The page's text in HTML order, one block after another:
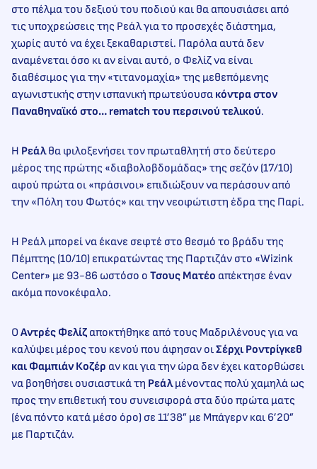
στο πέλμα του δεξιού του ποδιού και θα απουσιάσει από
τις υποχρεώσεις της Ρεάλ για το προσεχές διάστημα,
χωρίς αυτό να έχει ξεκαθαριστεί. Παρόλα αυτά δεν
αναμένεται όσο κι αν είναι αυτό, ο Φελίζ να είναι
διαθέσιμος για την «τιτανομαχία» της μεθεπόμενης
αγωνιστικής στην ισπανική πρωτεύουσα κόντρα στον
Παναθηναϊκό στο… rematch του περσινού τελικού.
Η Ρεάλθα φιλοξενήσει τον πρωταθλητή στο δεύτερο
μέρος της πρώτης «διαβολοβδομάδας» της σεζόν (17/10)
αφού πρώτα οι «πράσινοι» επιδιώξουν να περάσουν από
την «Πόλη του Φωτός» και την νεοφώτιστη έδρα της Παρί.
Η Ρεάλ μπορεί να έκανε σεφτέ στο θεσμό το βράδυ της
Πέμπτης (10/10) επικρατώντας της Παρτιζάν στο «Wizink
Center» με 93-86 ωστόσο ο Τσους Ματέο απέκτησε έναν
ακόμα πονοκέφαλο.
ΟΑντρές Φελίζ αποκτήθηκε από τους Μαδριλένους για να
καλύψει μέρος του κενού που άφησαν οιΣέρχι Ροντρίγκεθ
και Φαμπιάν Κοζέρ αν και για την ώρα δεν έχει κατορθώσει
να βοηθήσει ουσιαστικά τη Ρεάλμένοντας πολύ χαμηλά ως
προς την επιθετική του συνεισφορά στα δύο πρώτα ματς
(ένα πόντο κατά μέσο όρο) σε 11’38” με Μπάγερν και 6’20”
με Παρτιζάν.